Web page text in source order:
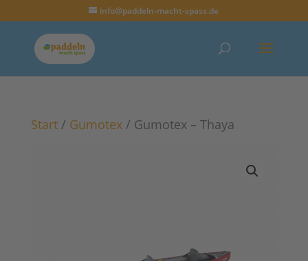
info@paddeln-macht-spass.de
Start/ Gumotex/ Gumotex – Thaya